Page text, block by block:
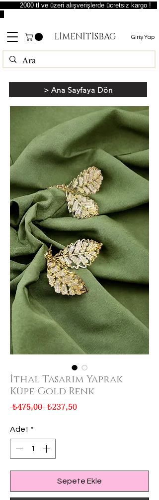
LİMENİTİSBAG Giriş Yap
2000 tl ve üzeri alışverişlerde ücretsiz kargo !
İthal Tasarım Yaprak
Küpe Gold Renk
₺475,00 Normal
₺237,50İndirimli
Adet *
Sepete Ekle
> Ana Sayfaya Dön